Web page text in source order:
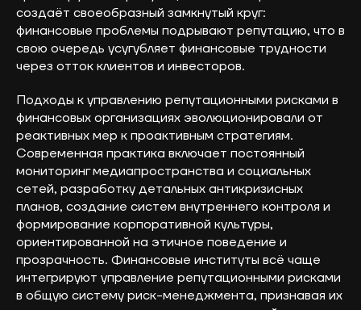
создаёт своеобразный замкнутый круг:
финансовые проблемы подрывают репутацию, что в
свою очередь усугубляет финансовые трудности
через отток клиентов и инвесторов.
Подходы к управлению репутационными рисками в
финансовых организациях эволюционировали от
реактивных мер к проактивным стратегиям.
Современная практика включает постоянный
мониторинг медиапространства и социальных
сетей, разработку детальных антикризисных
планов, создание систем внутреннего контроля и
формирование корпоративной культуры,
ориентированной на этичное поведение и
прозрачность. Финансовые институты всё чаще
интегрируют управление репутационными рисками
в общую систему риск-менеджмента, признавая их